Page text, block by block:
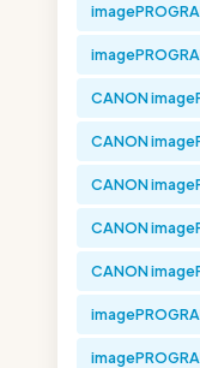
CANON
CANON
CANON
CANON
CANON